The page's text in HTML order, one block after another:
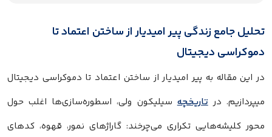
تحلیل جامع زندگی پیر امیدیار از ساختن اعتماد تا
دموکراسی دیجیتال
در این مقاله به پیر امیدیار از ساختن اعتماد تا دموکراسی دیجیتال
میپردازیم. درتاریخچهسیلیکون ولی، اسطوره‌سازی‌ها اغلب حول
محور کلیشه‌هایی تکراری می‌چرخند: گاراژهای نمور، قهوه، کدهای